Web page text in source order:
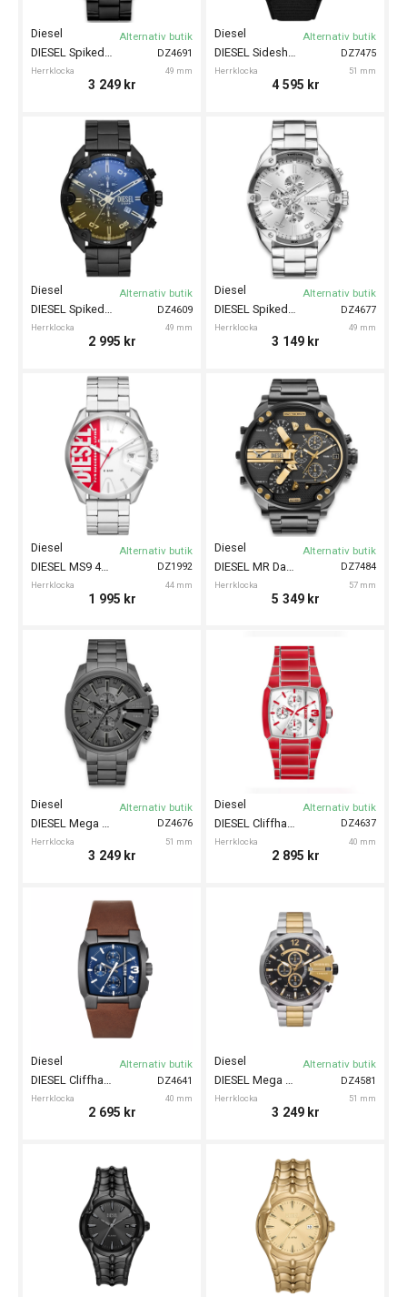
DZ4691
Diesel
Herrklocka 49 mm
DIESEL Spiked 49mm
Alternativ butik
3 249 kr
DZ7475
Diesel
Herrklocka 51 mm
DIESEL Sideshow 51mm
Alternativ butik
4 595 kr
DZ4609
Diesel
Herrklocka 49 mm
DIESEL Spiked Chrono 49mm
Alternativ butik
2 995 kr
DZ4677
Diesel
Herrklocka 49 mm
DIESEL Spiked 49mm
Alternativ butik
3 149 kr
DZ1992
Diesel
Herrklocka 44 mm
DIESEL MS9 44mm
Alternativ butik
1 995 kr
DZ7484
Diesel
Herrklocka 57 mm
Alternativ butik
5 349 kr
DZ4676
Diesel
Herrklocka 51 mm
Alternativ butik
3 249 kr
DZ4637
Diesel
Herrklocka 40 mm
Alternativ butik
2 895 kr
DZ4641
Diesel
Herrklocka 40 mm
DIESEL Cliffhanger Chrono 40mm
Alternativ butik
2 695 kr
DZ4581
Diesel
Herrklocka 51 mm
DIESEL Mega Chief 51mm
Alternativ butik
3 249 kr